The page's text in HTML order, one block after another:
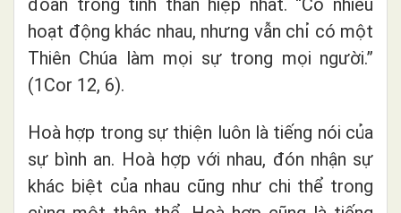
đoàn trong tinh thần hiệp nhất. “Có nhiều
hoạt động khác nhau, nhưng vẫn chỉ có một
Thiên Chúa làm mọi sự trong mọi người.”
(1Cor 12, 6).
Hoà hợp trong sự thiện luôn là tiếng nói của
sự bình an. Hoà hợp với nhau, đón nhận sự
khác biệt của nhau cũng như chi thể trong